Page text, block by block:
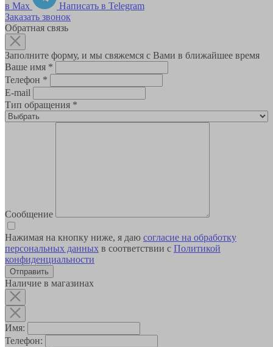
в Max
Написать в Telegram
Заказать звонок
Обратная связь
Заполните форму, и мы свяжемся с Вами в ближайшее время
Ваше имя *
Телефон *
E-mail
Тип обращения *
Сообщение
Нажимая на кнопку ниже, я даю согласие на обработку
персональных данных в соответствии с Политикой
конфиденциальности
Наличие в магазинах
Имя:
Телефон: